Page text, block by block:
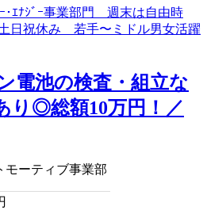
電池の検査・組立な
り◎総額10万円！／
モーティブ事業部